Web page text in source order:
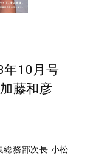
10月号
藤和彦
総務部次長 小松